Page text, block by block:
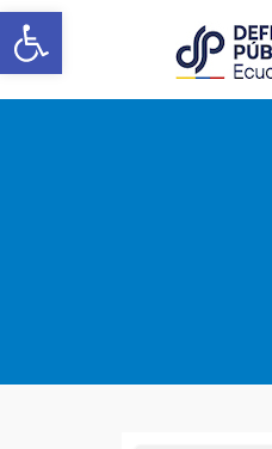
Abrir barra de herramientas